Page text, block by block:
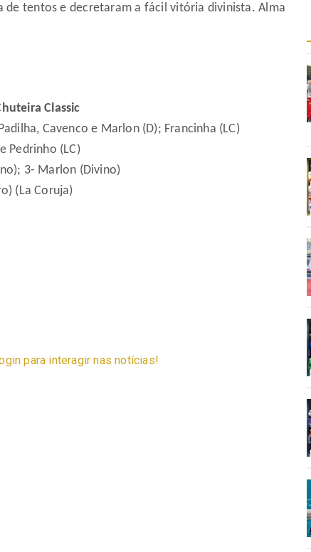
de tentos e decretaram a fácil vitória divinista. Alma
Classic
Cavenco e Marlon (D); Francinha (LC)
Pedrinho (LC)
3- Marlon (Divino)
(La Coruja)
para interagir nas notícias!